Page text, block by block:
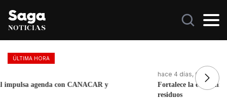
ÚLTIMA HORA
Fortalece la economía circular; recupera 30 toneladas de